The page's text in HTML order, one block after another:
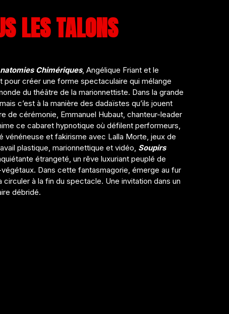
LES TALONS
Chimériques, Angélique Friant et le
créer une forme spectaculaire qui mélange
du théâtre de la marionnettiste. Dans la grande
c’est à la manière des dadaïstes qu’ils jouent
de cérémonie, Emmanuel Hubaut, chanteur-leader
ce cabaret hypnotique où défilent performeurs,
vénéneuse et fakirisme avec Lalla Morte, jeux de
plastique, marionnettique et vidéo, Soupirs
étrangeté, un rêve luxuriant peuplé de
Dans cette fantasmagorie, émerge au fur
à la fin du spectacle. Une invitation dans un
débridé.